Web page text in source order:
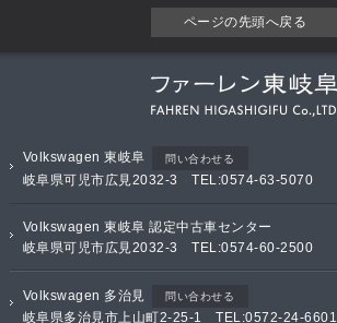
ページの先頭へ戻る
Volkswagen 東岐阜 問い合わせる
岐阜県可児市広見2032-3 TEL:0574-63-5070
Volkswagen 東岐阜 認定中古車センター
岐阜県可児市広見2032-3 TEL:0574-60-2500
Volkswagen 多治見 問い合わせる
岐阜県多治見市上山町2-25-1 TEL:0572-24-6601